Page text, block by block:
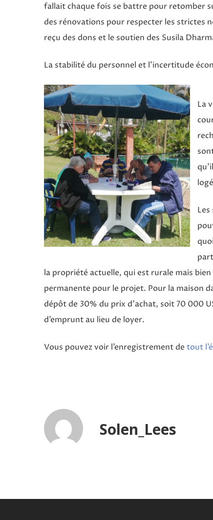
fallait chaque fois se battre pour retomber
des rénovations pour respecter les strictes
reçu des dons et le soutien des Susila
La stabilité du personnel et l’incertitude
La
la propriété actuelle, qui est rurale mais
permanente pour le projet. Pour la maison
dépôt de 30% du prix d’achat, soit 70 000
d’emprunt au lieu de loyer.
Vous pouvez voir l’enregistrement detout
Solen_Lees